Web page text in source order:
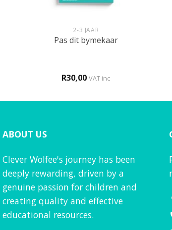
2-3 JAAR
Pas dit bymekaar
R30,00 VAT inc
ABOUT US
Clever Wolfee's journey has been
deeply rewarding, driven by a
genuine passion for children and
creating quality and effective
educational resources.